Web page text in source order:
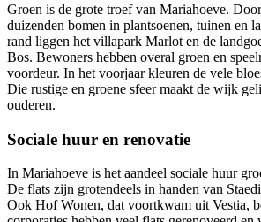
Groen is de grote troef van Mariahoeve.
duizenden bomen in plantsoenen, tuinen en
rand liggen het villapark Marlot en de
Bos. Bewoners hebben overal groen en
voordeur. In het voorjaar kleuren de vele
Die rustige en groene sfeer maakt de wijk
ouderen.
Sociale huur en renovatie
In Mariahoeve is het aandeel sociale huur
De flats zijn grotendeels in handen van
Ook Hof Wonen, dat voortkwam uit Vestia,